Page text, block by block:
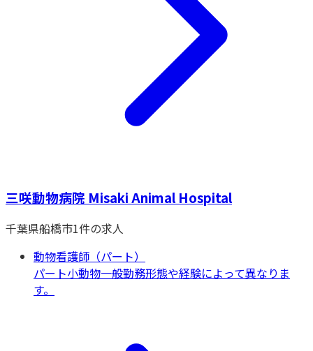
三咲動物病院 Misaki Animal Hospital
千葉県船橋市1件の求人
動物看護師（パート）
パート小動物一般勤務形態や経験によって異なりま
す。